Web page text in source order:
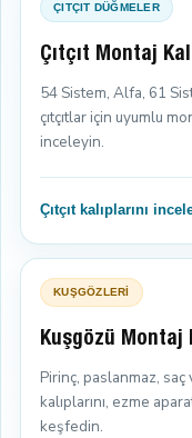
ÇITÇIT DÜĞMELER
Çıtçıt Montaj
54 Sistem, Alfa, 61
çıtçıtlar için uyumlu
inceleyin.
Çıtçıt kalıplarını
KUŞGÖZLERİ
Kuşgözü Montaj
Pirinç, paslanmaz,
kalıplarını, ezme
keşfedin.